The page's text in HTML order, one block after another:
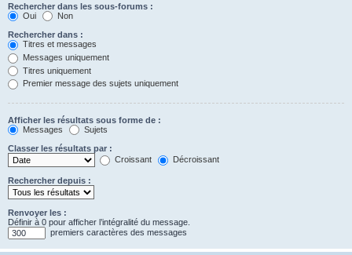
Rechercher dans les sous-forums :
Oui
Non
Rechercher dans :
Titres et messages
Messages uniquement
Titres uniquement
Premier message des sujets uniquement
Afficher les résultats sous forme de :
Messages
Sujets
Classer les résultats par :
Croissant
Décroissant
Rechercher depuis :
Renvoyer les :
Définir à 0 pour afficher l’intégralité du message.
premiers caractères des messages